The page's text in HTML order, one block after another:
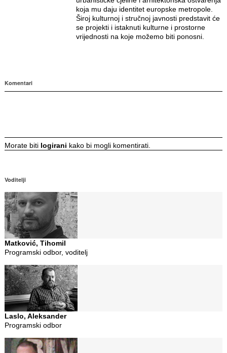
koja mu daju identitet europske metropole.
Široj kulturnoj i stručnoj javnosti predstavit će
se projekti i istaknuti kulturne i prostorne
vrijednosti na koje možemo biti ponosni.
Komentari
Morate biti logirani kako bi mogli komentirati.
Voditelji
Matković, Tihomil
Programski odbor, voditelj
Laslo, Aleksander
Programski odbor